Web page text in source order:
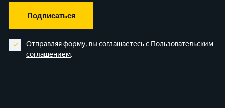
Подписаться
Отправляя форму, вы соглашаетесь с Пользовательским
соглашением.